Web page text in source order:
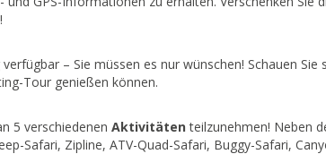
– Sie müssen es nur wünschen! Schauen Sie
Tour genießen können.
5 verschiedenen Aktivitätenteilzunehmen! Neben
Safari, Zipline, ATV-Quad-Safari, Buggy-Safari,